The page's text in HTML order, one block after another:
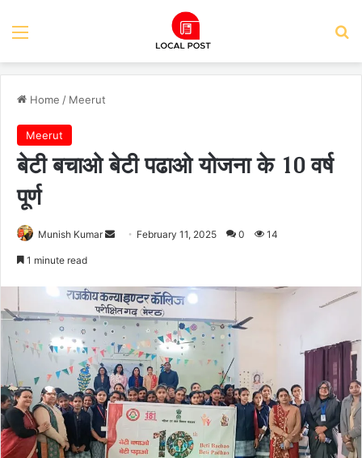
Menu
Home / Meerut
Meerut
बेटी बचाओ बेटी पढाओ योजना के 10 वर्ष
पूर्ण
Munish Kumar
Send February 11, 2025 0 14
1 minute read